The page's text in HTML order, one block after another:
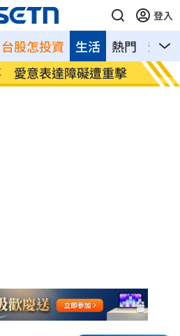
登入
台股怎投資 熱門 影音
生活
開高價股買法：賺30
獨／
加